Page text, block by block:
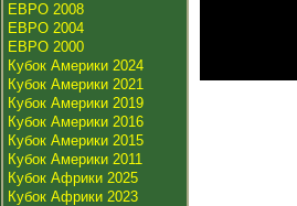
ЕВРО 2008
ЕВРО 2004
ЕВРО 2000
Кубок Америки 2024
Кубок Америки 2021
Кубок Америки 2019
Кубок Америки 2016
Кубок Америки 2015
Кубок Америки 2011
Кубок Африки 2025
Кубок Африки 2023